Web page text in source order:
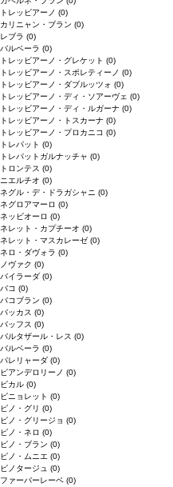
トレッビアーノ (0)
カリニャン・ブラン (0)
レブラ (0)
バルベーラ (0)
トレッビアーノ・グレケット (0)
トレッビアーノ・スポレティーノ (0)
トレッビアーノ・ダブルッツォ (0)
トレッビアーノ・ディ・ソアーヴェ (0)
トレッビアーノ・ディ・ルガーナ (0)
トレッビアーノ・トスカーナ (0)
トレッビアーノ・プロカニコ (0)
トレパット (0)
トレパットガルナッチャ (0)
トロンテス (0)
ニエルチオ (0)
ネグル・デ・ドラガシャニ (0)
ネグロアマーロ (0)
ネッビオーロ (0)
ネレット・カプチーオ (0)
ネレット・マスカレーゼ (0)
ネロ・ダヴォラ (0)
ノヴァク (0)
バイラーダ (0)
バコ (0)
バコブラン (0)
バッカス (0)
バッフス (0)
バルタザール・レス (0)
バルベーラ (0)
パレリャーダ (0)
ピアンデロリーノ (0)
ビカル (0)
ピニョレット (0)
ピノ・グリ (0)
ピノ・グリージョ (0)
ピノ・ネロ (0)
ピノ・ブラン (0)
ピノ・ムニエ (0)
ピノタージュ (0)
ファーバーレーベ (0)